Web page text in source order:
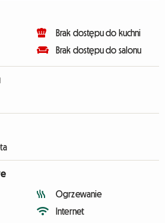
Brak dostępu do kuchni
Brak dostępu do salonu
Ogrzewanie
Internet